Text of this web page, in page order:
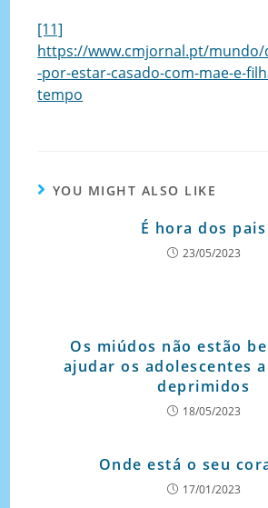
[11]
https://www.cmjornal.pt/
-por-estar-casado-com-mae-e-
tempo
YOU MIGHT ALSO LIKE
É hora dos pais
23/05/2023
Os miúdos não estão
ajudar os adolescentes
deprimidos
18/05/2023
Onde está o seu
17/01/2023